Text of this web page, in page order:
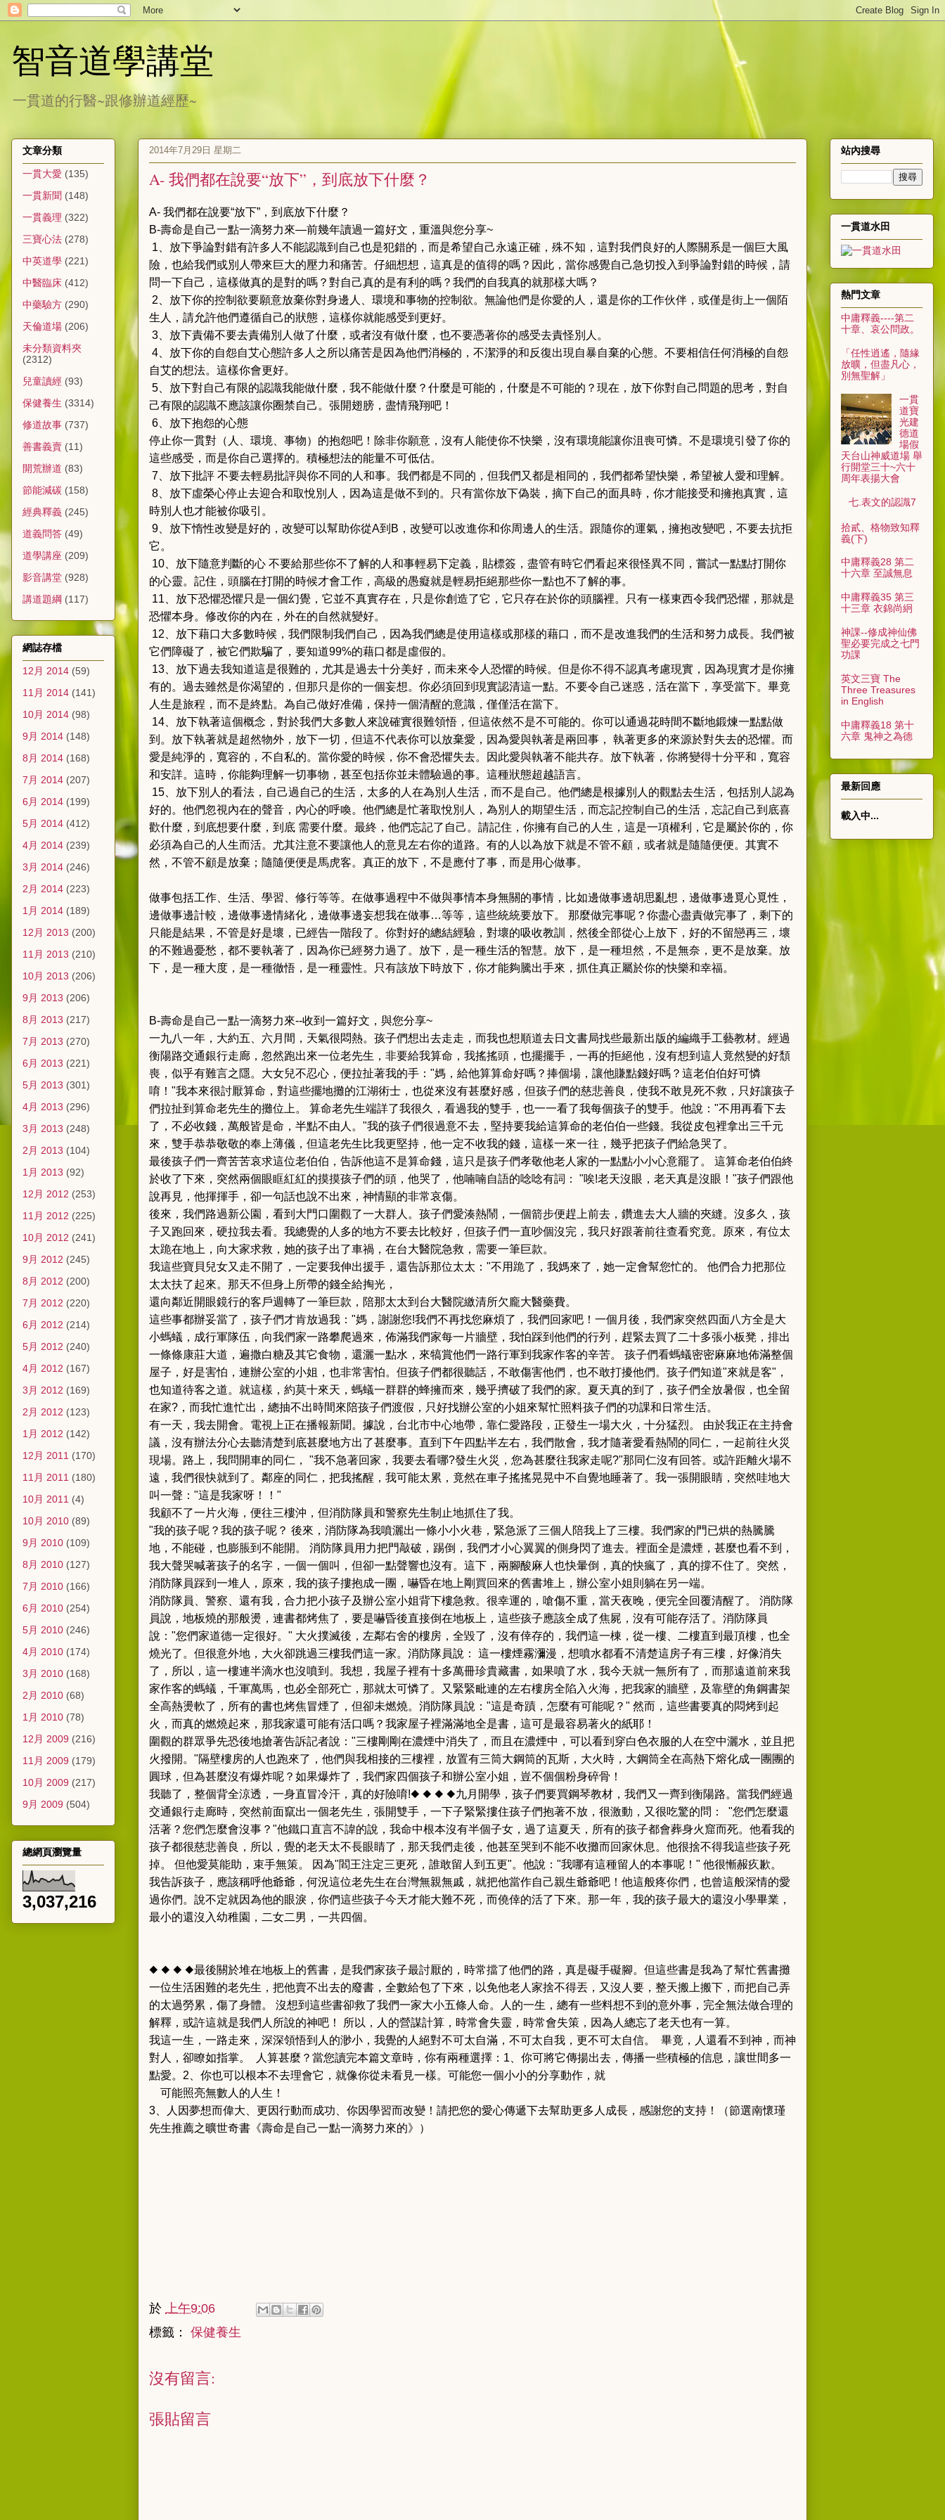
智音道學講堂
一貫道的行醫~跟修辦道經歷~
2014年7月29日 星期二
A- 我們都在說要“放下”，到底放下什麼？
A- 我們都在說要“放下”，到底放下什麼？
B-壽命是自己一點一滴努力來—前幾年讀過一篇好文，重溫與您分享~
1、放下爭論對錯有許多人不能認識到自己也是犯錯的，而是希望自己永遠正確，殊不知，這對我們良好的人際關系是一個巨大風
險，也給我們或別人帶來巨大的壓力和痛苦。仔細想想，這真是的值得的嗎？因此，當你感覺自己急切投入到爭論對錯的時候，請
問一下自己，這樣做真的是對的嗎？對自己真的是有利的嗎？我們的自我真的就那樣大嗎？
2、放下你的控制欲要願意放棄你對身邊人、環境和事物的控制欲。無論他們是你愛的人，還是你的工作伙伴，或僅是街上一個陌
生人，請允許他們遵循自己的狀態，這樣你就能感受到更好。
3、放下責備不要去責備別人做了什麼，或者沒有做什麼，也不要憑著你的感受去責怪別人。
4、放下你的自怨自艾心態許多人之所以痛苦是因為他們消極的，不潔淨的和反復出現自暴自棄的心態。不要相信任何消極的自怨
自艾的想法。這樣你會更好。
5、放下對自己有限的認識我能做什麼，我不能做什麼？什麼是可能的，什麼是不可能的？現在，放下你對自己問題的思考，對自
己有限的認識不應該讓你圈禁自己。張開翅膀，盡情飛翔吧！
6、放下抱怨的心態
停止你一貫對（人、環境、事物）的抱怨吧！除非你願意，沒有人能使你不快樂，沒有環境能讓你沮喪可憐。不是環境引發了你的
這些感受，而是你自己選擇的。積極想法的能量不可低估。
7、放下批評 不要去輕易批評與你不同的人和事。我們都是不同的，但我們又都是相同的，我們都希望快樂，希望被人愛和理解。
8、放下虛榮心停止去迎合和取悅別人，因為這是做不到的。只有當你放下偽裝，摘下自己的面具時，你才能接受和擁抱真實，這
時別人也才能被你吸引。
9、放下惰性改變是好的，改變可以幫助你從A到B，改變可以改進你和你周邊人的生活。跟隨你的運氣，擁抱改變吧，不要去抗拒
它。
10、放下隨意判斷的心 不要給那些你不了解的人和事輕易下定義，貼標簽，盡管有時它們看起來很怪異不同，嘗試一點點打開你
的心靈。記住，頭腦在打開的時候才會工作，高級的愚癡就是輕易拒絕那些你一點也不了解的事。
11、放下恐懼恐懼只是一個幻覺，它並不真實存在，只是你創造了它，它只存在於你的頭腦裡。只有一樣東西令我們恐懼，那就是
恐懼本身。修改你的內在，外在的自然就變好。
12、放下藉口大多數時候，我們限制我們自己，因為我們總是使用這樣或那樣的藉口，而不是改進我們的生活和努力成長。我們被
它們障礙了，被它們欺騙了，要知道99%的藉口都是虛假的。
13、放下過去我知道這是很難的，尤其是過去十分美好， 而未來令人恐懼的時候。但是你不得不認真考慮現實，因為現實才是你擁
有的。過去雖然是你渴望的，但那只是你的一個妄想。你必須回到現實認清這一點。不要令自己迷惑，活在當下，享受當下。畢竟
人生是旅程，而不是終點。為自己做好准備，保持一個清醒的意識，僅僅活在當下。
14、放下執著這個概念，對於我們大多數人來說確實很難領悟，但這依然不是不可能的。你可以通過花時間不斷地鍛煉一點點做
到。放下執著就是超然物外，放下一切，但這不代表你可以放棄愛，因為愛與執著是兩回事，
執著更多的來源於對失去的恐懼。而
愛是純淨的，寬容的，不自私的。當你愛的時候，你不會恐懼失去。因此愛與執著不能共存。放下執著，你將變得十分平和，寬容
和安詳。這時，你能夠理解一切事物，甚至包括你並未體驗過的事。這種狀態超越語言。
15、放下別人的看法，自己過自己的生活，太多的人在為別人生活，而不是自己。 他們總是根據別人的觀點去生活，包括別人 認為
好的。他們忽視內在的聲音，內心的呼喚。他們總是忙著取悅別人，為別人的期望生活，而忘記控制自己的生活，忘記自己到底喜
歡什麼，到底想要什麼，到底 需要什麼。最終，他們忘記了自己。請記住，你擁有自己的人生，這是一項權利，它是屬於你的，你
必須為自己的人生而活。尤其注意不要讓他人的意見左右你的道路。 有的人以為放下就是不管不顧，或者就是隨隨便便。其實不
然，不管不顧是放棄；隨隨便便是馬虎客。真正的放下，不是應付了事，而是用心做事。
做事包括工作、生活、學習、修行等等。在做事過程中不做與事情本身無關的事情，比如邊做事邊胡思亂想，邊做事邊覓心覓性，
邊做事邊計較，邊做事邊情緒化，邊做事邊妄想我在做事…等等，這些統統要放下。
那麼做完事呢？你盡心盡責做完事了，剩下的
只能是結果，不管是好是壞，已經告一階段了。你對好的總結經驗，對壞的吸收教訓，然後全部從心上放下，好的不留戀再三，壞
的不難過憂愁，都不要執著了，因為你已經努力過了。 放下，是一種生活的智慧。放下，是一種坦然，不是無奈，更不是放棄。放
下，是一種大度，是一種徹悟，是一種靈性。只有該放下時放下，你才能夠騰出手來，抓住真正屬於你的快樂和幸福。
B-壽命是自己一點一滴努力來--收到一篇好文，與您分享~
一九八一年，大約五、六月間，天氣很悶熱。孩子們想出去走走，而我也想順道去日文書局找些最新出版的編織手工藝教材。 經過
衡陽路交通銀行走廊，忽然跑出來一位老先生，非要給我算命，我搖搖頭，也擺擺手，一再的拒絕他，沒有想到這人竟然變的好頹
喪，似乎有難言之隱。 大女兒不忍心，便拉扯著我的手："媽，給他算算命好嗎？捧個場，讓他賺點錢好嗎？這老伯伯好可憐
唷！"我本來很討厭算命，對這些擺地攤的江湖術士，也從來沒有甚麼好感，但孩子們的慈悲善良，使我不敢見死不救，只好讓孩子
們拉扯到算命老先生的攤位上。
算命老先生端詳了我很久，看過我的雙手，也一一看了我每個孩子的雙手。 他說："不用再看下去
了，不必收錢，萬般皆是命，半點不由人。"我的孩子們很過意不去，堅持要我給這算命的老伯伯一些錢。 我從皮包裡拿出三千元
來，雙手恭恭敬敬的奉上薄儀，但這老先生比我更堅持，他一定不收我的錢，這樣一來一往，幾乎把孩子們給急哭了。
最後孩子們一齊苦苦哀求這位老伯伯，告訴他這不是算命錢，這只是孩子們孝敬他老人家的一點點小小心意罷了。
這算命老伯伯終
於收了下來，突然兩個眼眶紅紅的摸摸孩子們的頭，他哭了，他喃喃自語的唸唸有詞： "唉!老天沒眼，老天真是沒眼！"孩子們跟他
說再見，他揮揮手，卻一句話也說不出來，神情顯的非常哀傷。
後來，我們路過新公園，看到大門口圍觀了一大群人。孩子們愛湊熱鬧，一個箭步便趕上前去，鑽進去大人牆的夾縫。沒多久，孩
子又跑回來，硬拉我去看。 我總覺的人多的地方不要去比較好，但孩子們一直吵個沒完，我只好跟著前往查看究竟。
原來，有位太
太跪在地上，向大家求救，她的孩子出了車禍，在台大醫院急救，需要一筆巨款。
我這些寶貝兒女又走不開了，一定要我伸出援手，還告訴那位太太："不用跪了，我媽來了，她一定會幫您忙的。 他們合力把那位
太太扶了起來。 那天不但身上所帶的錢全給掏光，
還向鄰近開眼鏡行的客戶週轉了一筆巨款，陪那太太到台大醫院繳清所欠龐大醫藥費。
這些事都辦妥當了，孩子們才肯放過我："媽，謝謝您!我們不再找您麻煩了，我們回家吧！ 一個月後，我們家突然四面八方全是大
小螞蟻，成行軍隊伍，向我們家一路攀爬過來，佈滿我們家每一片牆壁，我怕踩到他們的行列，趕緊去買了二十多張小板凳，排出
一條條康莊大道，遍撒白糖及其它食物，還灑一點水，來犒賞他們一路行軍到我家作客的辛苦。
孩子們看螞蟻密密麻麻地佈滿整個
屋子，好是害怕，連辦公室的小姐，也非常害怕。但孩子們都很聽話，不敢傷害他們，也不敢打擾他們。 孩子們知道"來就是客"，
也知道待客之道。 就這樣，約莫十來天，螞蟻一群群的蜂擁而來，幾乎擠破了我們的家。 夏天真的到了，孩子們全放暑假，也全留
在家?，而我忙進忙出，總抽不出時間來陪孩子們渡假，只好找辦公室的小姐來幫忙照料孩子們的功課和日常生活。
有一天，我去開會。電視上正在播報新聞。據說，台北市中心地帶，靠仁愛路段，正發生一場大火，十分猛烈。
由於我正在主持會
議，沒有辦法分心去聽清楚到底甚麼地方出了甚麼事。直到下午四點半左右，我們散會，我才隨著愛看熱鬧的同仁，一起前往火災
現場。 路上，我問開車的同仁， "我不急著回家，我要去看哪?發生火災，您為甚麼往我家走呢?"那同仁沒有回答。或許距離火場不
遠，我們很快就到了。 鄰座的同仁，把我搖醒，我可能太累，竟然在車子搖搖晃晃中不自覺地睡著了。 我一張開眼睛，突然哇地大
叫一聲："這是我家呀！！"
我顧不了一片火海，便往三樓沖，但消防隊員和警察先生制止地抓住了我。
"我的孩子呢？我的孩子呢？ 後來，消防隊為我噴灑出一條小小火巷，緊急派了三個人陪我上了三樓。 我們家的門已烘的熱騰騰
地，不能碰，也膨脹到不能開。 消防隊員用力把門敲破，踢倒，我們才小心翼翼的側身閃了進去。 裡面全是濃煙，甚麼也看不到，
我大聲哭喊著孩子的名字，一個一個叫，但卻一點聲響也沒有。 這下，兩腳酸麻人也快暈倒，真的快瘋了，真的撐不住了。 突然，
消防隊員踩到一堆人，原來，我的孩子摟抱成一團，嚇昏在地上剛買回來的舊書堆上，辦公室小姐則躺在另一端。
消防隊員、警察、還有我，合力把小孩子及辦公室小姐背下樓急救。 很幸運的，嗆傷不重，當天夜晚，便完全回覆清醒了。 消防隊
員說，地板燒的那般燙，連書都烤焦了，要是嚇昏後直接倒在地板上，這些孩子應該全成了焦屍，沒有可能存活了。 消防隊員
說："您們家道德一定很好。" 大火撲滅後，左鄰右舍的樓房，全毀了，沒有倖存的，我們這一棟，從一樓、二樓直到最頂樓，也全
燒光了。 但很意外地，大火卻跳過三樓我們這一家。 消防隊員說： 這一樓煙霧瀰漫，想噴水都看不清楚這房子有三樓，好像消失
了，所以，這一樓連半滴水也沒噴到。 我想，我屋子裡有十多萬冊珍貴藏書，如果噴了水，我今天就一無所有了，而那遠道前來我
家作客的螞蟻，千軍萬馬，也必全部死亡，那就太可憐了。
又緊緊毗連的左右樓房全陷入火海，把我家的牆壁，及靠壁的角鋼書架
全高熱燙軟了，所有的書也烤焦冒煙了，但卻未燃燒。 消防隊員說："這是奇蹟，怎麼有可能呢？" 然而，這些書要真的悶烤到起
火，而真的燃燒起來，那我家還可能有活口嗎？我家屋子裡滿滿地全是書，這可是最容易著火的紙耶！
圍觀的群眾爭先恐後地搶著告訴記者說："三樓剛剛在濃煙中消失了，而且在濃煙中，可以看到穿白色衣服的人在空中灑水，並且把
火撥開。"隔壁樓房的人也跑來了，他們與我相接的三樓裡，放置有三筒大鋼筒的瓦斯，大火時，大鋼筒全在高熱下熔化成一團團的
圓球，但為甚麼沒有爆炸呢？如果爆炸了，我們家四個孩子和辦公室小姐，豈不個個粉身碎骨！
我聽了，整個背全涼透，一身直冒冷汗，真的好險唷!◆ ◆ ◆ ◆九月開學，孩子們要買鋼琴教材，我們又一齊到衡陽路。 當我們經過
交通銀行走廊時，突然前面竄出一個老先生，張開雙手，一下子緊緊摟住孩子們抱著不放，很激動，又很吃驚的問： "您們怎麼還
活著？您們怎麼會沒事？"他鐵口直言不諱的說，我命中根本沒有半個子女，過了這夏天，所有的孩子都會葬身火窟而死。 他看我的
孩子都很慈悲善良，所以，覺的老天太不長眼睛了，那天我們走後，他甚至哭到不能不收攤而回家休息。 他很捨不得我這些孩子死
掉。 但他愛莫能助，束手無策。 因為"閻王注定三更死，誰敢留人到五更"。他說："我哪有這種留人的本事呢！" 他很慚赧疚歉。
我告訴孩子，應該稱呼他爺爺，何況這位老先生在台灣無親無戚，就把他當作自己親生爺爺吧！他這般疼你們，也曾這般深情的愛
過你們。 說不定就因為他的眼淚，你們這些孩子今天才能大難不死，而僥倖的活了下來。 那一年，我的孩子最大的還沒小學畢業，
最小的還沒入幼稚園，二女二男，一共四個。
◆ ◆ ◆ ◆最後關於堆在地板上的舊書，是我們家孩子最討厭的，時常擋了他們的路，真是礙手礙腳。 但這些書是我為了幫忙舊書攤
一位生活困難的老先生，把他賣不出去的廢書，全數給包了下來，以免他老人家捨不得丟，又沒人要，整天搬上搬下，而把自己弄
的太過勞累，傷了身體。
沒想到這些書卻救了我們一家大小五條人命。
人的一生，總有一些料想不到的意外事，完全無法做合理的
解釋，或許這就是我們人所說的神吧！ 所以，人的營謀計算，時常會失靈，時常會失策，因為人總忘了老天也有一算。
我這一生，一路走來，深深領悟到人的渺小，我覺的人絕對不可太自滿，不可太自我，更不可太自信。 畢竟，人還看不到神，而神
對人，卻瞭如指掌。 人算甚麼？ 當您讀完本篇文章時，你有兩種選擇： 1、你可將它傳揚出去，傳播一些積極的信息，讓世間多一
點愛。 2、你也可以根本不去理會它，就像你從未看見一樣。可能您一個小小的分享動作，就
可能照亮無數人的人生！
3、人因夢想而偉大、更因行動而成功、你因學習而改變！請把您的愛心傳遞下去幫助更多人成長，感謝您的支持！（節選南懷瑾
先生推薦之曠世奇書《壽命是自己一點一滴努力來的》）
於 上午9:06
標籤： 保健養生
沒有留言:
張貼留言
文章分類
一貫大愛 (135)
一貫新聞 (148)
一貫義理 (322)
三寶心法 (278)
中英道學 (221)
中醫臨床 (412)
中藥驗方 (290)
天倫道場 (206)
未分類資料夾
(2312)
兒童讀經 (93)
保健養生 (3314)
修道故事 (737)
善書義賣 (11)
開荒辦道 (83)
節能減碳 (158)
經典釋義 (245)
道義問答 (49)
道學講座 (209)
影音講堂 (928)
講道題綱 (117)
網誌存檔
12月 2014 (59)
11月 2014 (141)
10月 2014 (98)
9月 2014 (148)
8月 2014 (168)
7月 2014 (207)
6月 2014 (199)
5月 2014 (412)
4月 2014 (239)
3月 2014 (246)
2月 2014 (223)
1月 2014 (189)
12月 2013 (200)
11月 2013 (210)
10月 2013 (206)
9月 2013 (206)
8月 2013 (217)
7月 2013 (270)
6月 2013 (221)
5月 2013 (301)
4月 2013 (296)
3月 2013 (248)
2月 2013 (104)
1月 2013 (92)
12月 2012 (253)
11月 2012 (225)
10月 2012 (241)
9月 2012 (245)
8月 2012 (200)
7月 2012 (220)
6月 2012 (214)
5月 2012 (240)
4月 2012 (167)
3月 2012 (169)
2月 2012 (123)
1月 2012 (142)
12月 2011 (170)
11月 2011 (180)
10月 2011 (4)
10月 2010 (89)
9月 2010 (109)
8月 2010 (127)
7月 2010 (166)
6月 2010 (254)
5月 2010 (246)
4月 2010 (174)
3月 2010 (168)
2月 2010 (68)
1月 2010 (78)
12月 2009 (216)
11月 2009 (179)
10月 2009 (217)
9月 2009 (504)
總網頁瀏覽量
3,037,216
站內搜尋
一貫道水田
熱門文章
中庸釋義----第二
十章、哀公問政。
「任性逍遙，隨緣
放曠，但盡凡心，
別無聖解」
一貫
道寶
光建
德道
場假
天台山神威道場 舉
行開堂三十~六十
周年表揚大會
七.表文的認識7
拾貳、格物致知釋
義(下)
中庸釋義28 第二
十六章 至誠無息
中庸釋義35 第三
十三章 衣錦尚絅
神課--修成神仙佛
聖必要完成之七門
功課
英文三寶 The
Three Treasures
in English
中庸釋義18 第十
六章 鬼神之為德
最新回應
載入中...